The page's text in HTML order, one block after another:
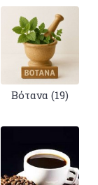
Βότανα (19)